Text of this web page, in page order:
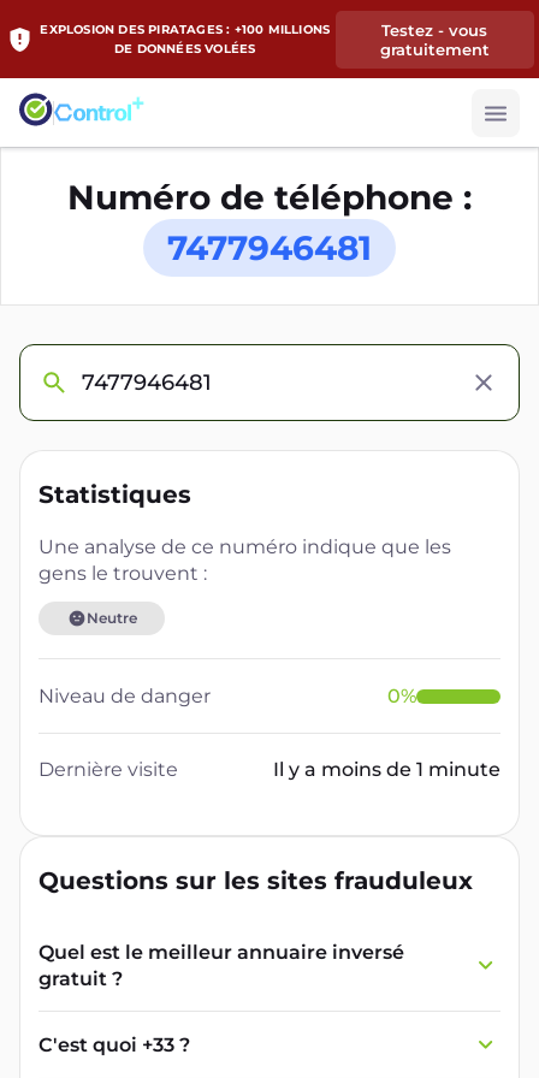
EXPLOSION DES PIRATAGES : +100 MILLIONS
DE DONNÉES VOLÉES
Testez - vous
gratuitement
Numéro de téléphone :
7477946481
Statistiques
Une analyse de ce numéro indique que les
gens le trouvent :
Neutre
Niveau de danger 0%
Dernière visite Il y a moins de 1 minute
Questions sur les sites frauduleux
Quel est le meilleur annuaire inversé
gratuit ?
France Verif inclut une fonctionnalité de
recherche de numéro inversée qui est efficace
et gratuite pour identifier les appelants
C'est quoi +33 ?
L'indicatif +33 est le code téléphonique